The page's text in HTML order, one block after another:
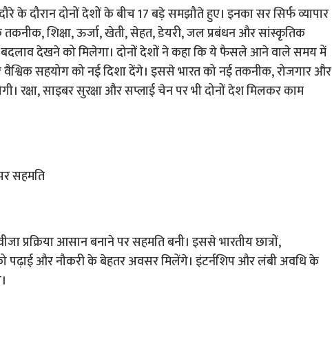
के दौरान दोनों देशों के बीच 17 बड़े समझौते हुए। इनका सर सिर्फ व्यापार
तकनीक, शिक्षा, ऊर्जा, खेती, सेहत, डेयरी, जल प्रबंधन और सांस्कृतिक
बदलाव देखने को मिलेगा। दोनों देशों ने कहा कि ये फैसले आने वाले समय में
सहयोग को नई दिशा देंगे। इससे भारत को नई तकनीक, रोजगार और
रक्षा, साइबर सुरक्षा और सप्लाई चेन पर भी दोनों देश मिलकर काम
सहमति
प्रक्रिया आसान बनाने पर सहमति बनी। इससे भारतीय छात्रों,
पढ़ाई और नौकरी के बेहतर अवसर मिलेंगे। इंटर्नशिप और लंबी अवधि के